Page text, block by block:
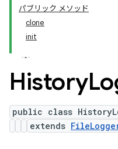
パブリック メソッド
clone
init
History
public class
extends